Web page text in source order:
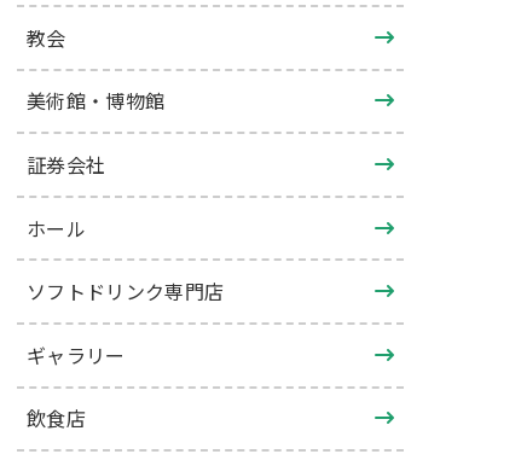
教会
美術館・博物館
証券会社
ホール
ソフトドリンク専門店
ギャラリー
飲食店